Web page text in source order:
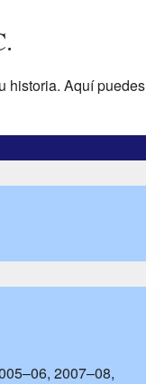
historia. Aquí puedes
2007–08,